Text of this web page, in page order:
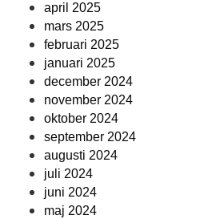
april 2025
mars 2025
februari 2025
januari 2025
december 2024
november 2024
oktober 2024
september 2024
augusti 2024
juli 2024
juni 2024
maj 2024